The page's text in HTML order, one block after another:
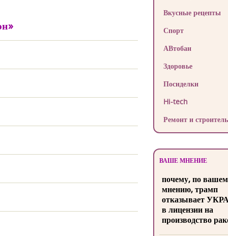
Вкусные рецепты
Спорт
АВтобан
Здоровье
Посиделки
Hi-tech
Ремонт и
ВАШЕ МНЕНИЕ
почему, по
мнению, трамп
отказывает
в лицензии на
производство